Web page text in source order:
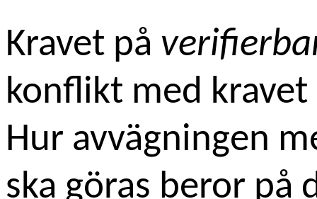
Kravet på
konflikt med
Hur avvägningen
ska göras beror på